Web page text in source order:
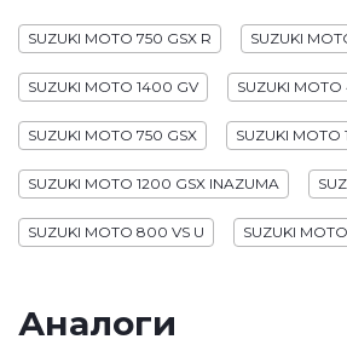
SUZUKI MOTO 750 GSX R SUZUKI
SUZUKI MOTO 1400 GV SUZUKI
SUZUKI MOTO 750 GSX SUZUKI MOTO
SUZUKI MOTO 1200 GSX INAZUMA
SUZUKI MOTO 800 VS U SUZUKI
Аналоги